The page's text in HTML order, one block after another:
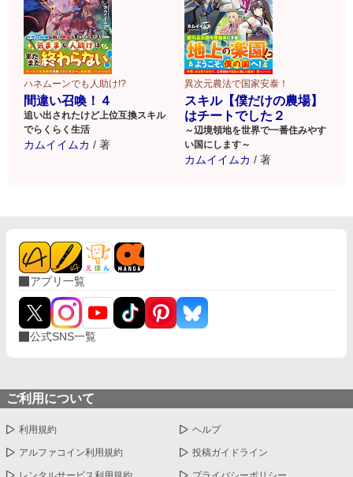
ハネムーンでも人助け!?
間違い召喚！４
追い出されたけど上位互換スキル
でらくらく生活
カムイイムカ / 著
異次元農法で国家安泰！
スキル【僕だけの農場】
はチートでした２
～辺境領地を世界で一番住みやす
い国にします～
カムイイムカ / 著
アプリ一覧
公式SNS一覧
ご利用について
利用規約 ヘルプ
アルファコイン利用規約 投稿ガイドライン